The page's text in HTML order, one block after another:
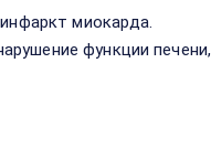
миокарда.
функции печени,